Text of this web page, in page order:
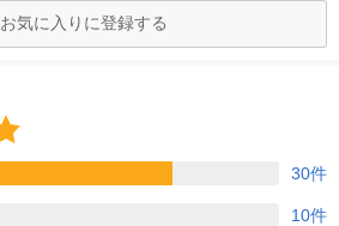
お気に入りに登録する
30件
10件